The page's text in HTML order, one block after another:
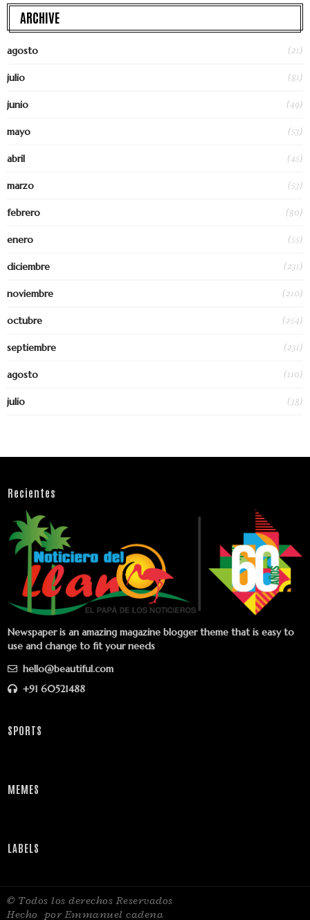
ARCHIVE
agosto (21)
julio (81)
junio (49)
mayo (53)
abril (45)
marzo (53)
febrero (80)
enero (55)
diciembre (231)
noviembre (210)
octubre (254)
septiembre (231)
agosto (110)
julio (38)
Recientes
Newspaper is an amazing magazine blogger theme that is easy to
use and change to fit your needs
hello@beautiful.com
+91 60521488
SPORTS
MEMES
LABELS
© Todos los derechos Reservados
Hecho por Emmanuel cadena